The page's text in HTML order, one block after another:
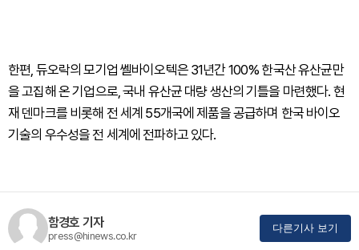
한편, 듀오락의 모기업 쎌바이오텍은 31년간 100% 한국산 유산균만
을 고집해 온 기업으로, 국내 유산균 대량 생산의 기틀을 마련했다. 현
재 덴마크를 비롯해 전 세계 55개국에 제품을 공급하며 한국 바이오
기술의 우수성을 전 세계에 전파하고 있다.
함경호 기자
press@hinews.co.kr
다른기사 보기